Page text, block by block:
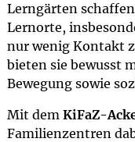
Lerngärten
Lernorte,
nur wenig Kontakt
bieten sie bewusst
Bewegung sowie
Mit dem KiFaZ-
Familienzentren